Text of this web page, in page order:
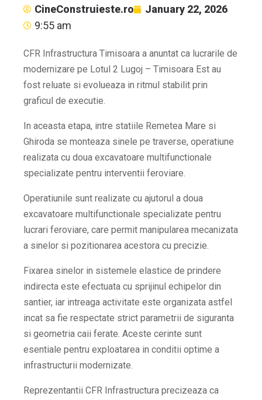
CineConstruieste.ro
January 22, 2026
9:55 am
CFR Infrastructura Timisoara a anuntat ca lucrarile de
modernizare pe Lotul 2 Lugoj – Timisoara Est au
fost reluate si evolueaza in ritmul stabilit prin
graficul de executie.
In aceasta etapa, intre statiile Remetea Mare si
Ghiroda se monteaza sinele pe traverse, operatiune
realizata cu doua excavatoare multifunctionale
specializate pentru interventii feroviare.
Operatiunile sunt realizate cu ajutorul a doua
excavatoare multifunctionale specializate pentru
lucrari feroviare, care permit manipularea mecanizata
a sinelor si pozitionarea acestora cu precizie.
Fixarea sinelor in sistemele elastice de prindere
indirecta este efectuata cu sprijinul echipelor din
santier, iar intreaga activitate este organizata astfel
incat sa fie respectate strict parametrii de siguranta
si geometria caii ferate. Aceste cerinte sunt
esentiale pentru exploatarea in conditii optime a
infrastructurii modernizate.
Reprezentantii CFR Infrastructura precizeaza ca